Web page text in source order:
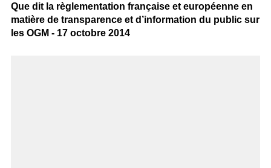
Que dit la règlementation française et européenne en
matière de transparence et d’information du public sur
les OGM - 17 octobre 2014